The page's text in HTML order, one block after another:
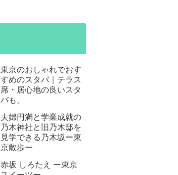
東京のおしゃれでおす
すめのスタバ｜テラス
席・居心地の良いスタ
バも。
夫婦円満と学業成就の
乃木神社と旧乃木邸を
見学できる乃木坂ー東
京散歩ー
赤坂 しろたえ ー東京